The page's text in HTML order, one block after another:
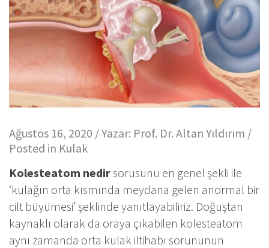
Ağustos 16, 2020 / Yazar: Prof. Dr. Altan Yıldırım /
Posted in Kulak
Kolesteatom nedirsorusunu en genel şekli ile
‘kulağın orta kısmında meydana gelen anormal bir
cilt büyümesi’ şeklinde yanıtlayabiliriz. Doğuştan
kaynaklı olarak da oraya çıkabilen kolesteatom
aynı zamanda orta kulak iltihabı sorununun